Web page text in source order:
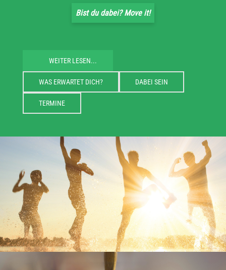
Bist du dabei? Move it!
WEITER LESEN...
WAS ERWARTET DICH? DABEI SEIN
TERMINE